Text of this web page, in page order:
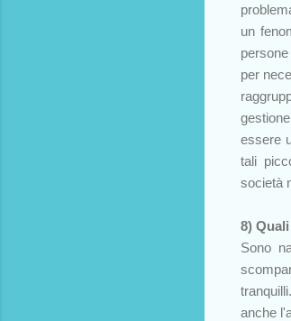
un
per
essere
tali
società
8)
Sono
anche